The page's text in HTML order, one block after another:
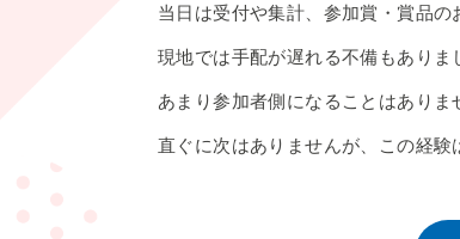
当日は受付や集計、参加賞・賞品
現地では手配が遅れる不備もあり
あまり参加者側になることはありま
直ぐに次はありませんが、この経験